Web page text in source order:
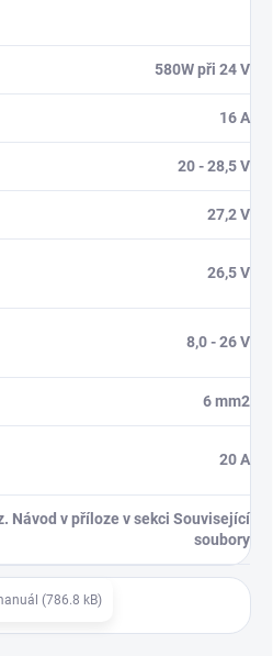
580W při 24 V
16 A
20 - 28,5 V
27,2 V
26,5 V
8,0 - 26 V
6 mm2
20 A
Návod v příloze v sekci Související
soubory
(786.8 kB)